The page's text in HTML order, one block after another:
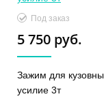
Под заказ
5 750 руб.
Зажим для
усилие 3т